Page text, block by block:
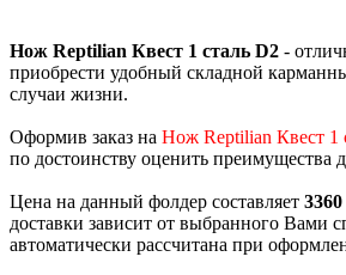
Нож Reptilian Квест 1 сталь D2 -
приобрести удобный складной
случаи жизни.
Оформив заказ на Нож Reptilian Квест 1
по достоинству оценить преимущества
Цена на данный фолдер составляет
доставки зависит от выбранного Вами
автоматически рассчитана при